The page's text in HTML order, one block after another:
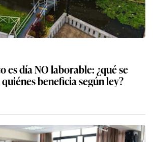
es día NO laborable: ¿qué se
beneficia según ley?